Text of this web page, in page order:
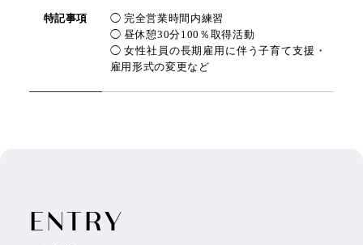
特記事項
◯ 完全営業時間内練習
◯ 昼休憩30分100％取得活動
◯ 女性社員の長期雇用に伴う子育て支援・
雇用形式の変更など
ENTRY